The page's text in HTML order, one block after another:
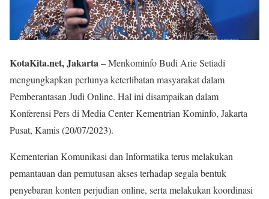
KotaKita.net, Jakarta– Menkominfo Budi Arie Setiadi
mengungkapkan perlunya keterlibatan masyarakat dalam
Pemberantasan Judi Online. Hal ini disampaikan dalam
Konferensi Pers di Media Center Kementrian Kominfo, Jakarta
Pusat, Kamis (20/07/2023).
Kementerian Komunikasi dan Informatika terus melakukan
pemantauan dan pemutusan akses terhadap segala bentuk
penyebaran konten perjudian online, serta melakukan koordinasi